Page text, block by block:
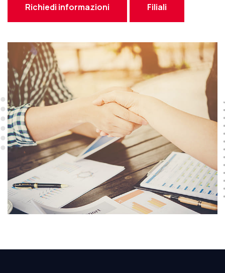
Richiedi informazioni Filiali